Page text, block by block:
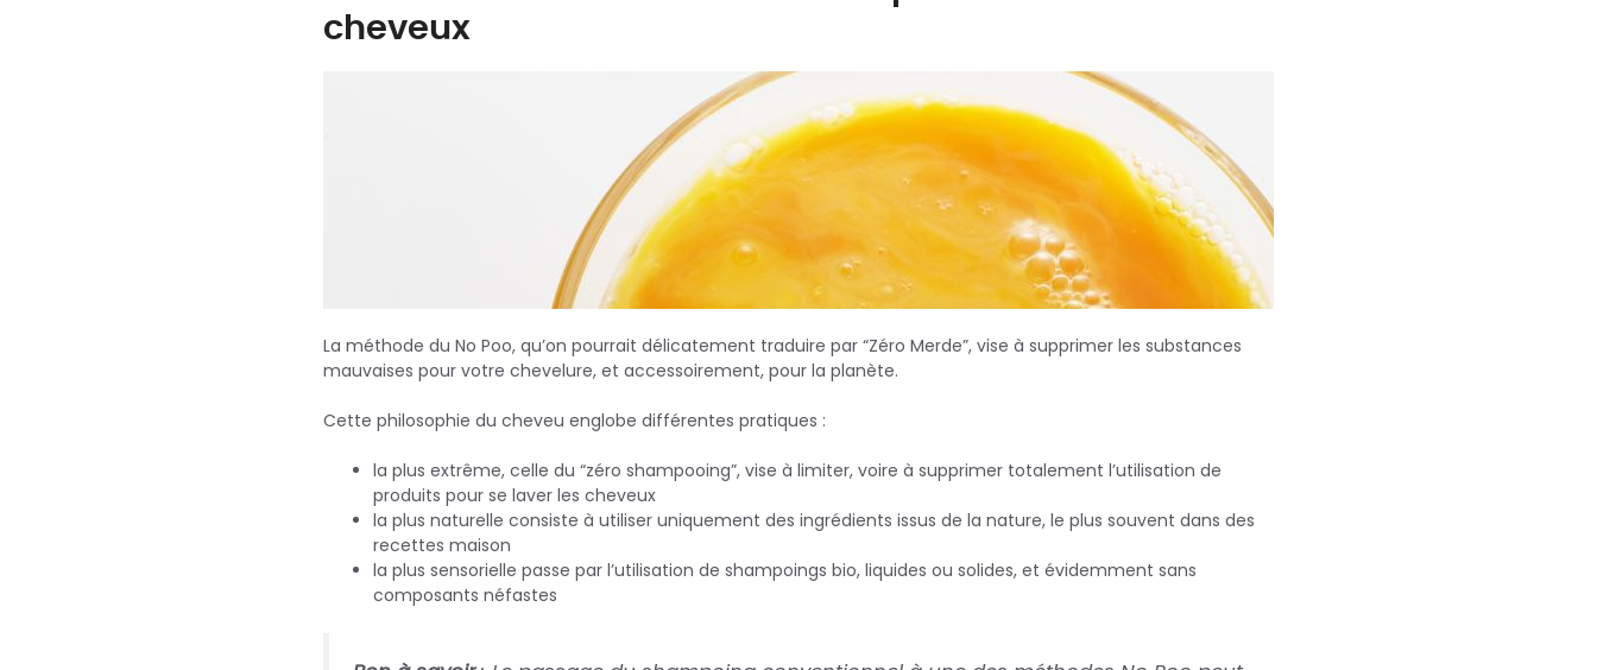
cheveux
La méthode du No Poo, qu’on pourrait délicatement traduire par “Zéro Merde”, vise à supprimer les substances
mauvaises pour votre chevelure, et accessoirement, pour la planète.
Cette philosophie du cheveu englobe différentes pratiques :
la plus extrême, celle du “zéro shampooing”, vise à limiter, voire à supprimer totalement l’utilisation de
produits pour se laver les cheveux
la plus naturelle consiste à utiliser uniquement des ingrédients issus de la nature, le plus souvent dans des
recettes maison
la plus sensorielle passe par l’utilisation de shampoings bio, liquides ou solides, et évidemment sans
composants néfastes